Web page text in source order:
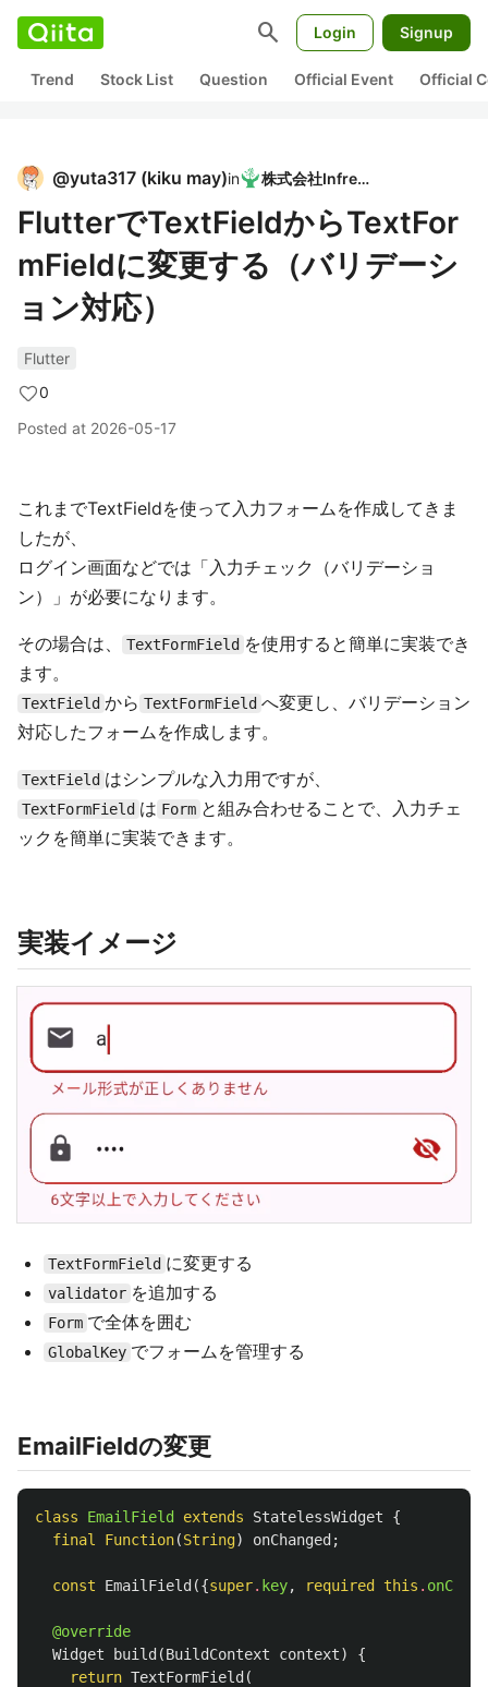
search Login Signup
Trend Stock List Question Official Event Official
@yuta317 (kiku may)in 株式会社Infreed
FlutterでTextFieldからTextFor
mFieldに変更する（バリデーシ
ョン対応）
Flutter
0
Posted at 2026-05-17
これまでTextFieldを使って入力フォームを作成してきま
したが、
ログイン画面などでは「入力チェック（バリデーショ
ン）」が必要になります。
その場合は、 TextFormField を使用すると簡単に実装でき
ます。
TextField から TextFormField へ変更し、バリデーション
対応したフォームを作成します。
TextField はシンプルな入力用ですが、
TextFormField は Form と組み合わせることで、入力チェ
ックを簡単に実装できます。
実装イメージ
TextFormField に変更する
validator を追加する
Form で全体を囲む
GlobalKey でフォームを管理する
EmailFieldの変更
class EmailField extends StatelessWidget
{
final
Function(String) onChanged ;
const EmailField ({super. key, required this .
@override
Widget
build (BuildContext context)
{
return TextFormField (